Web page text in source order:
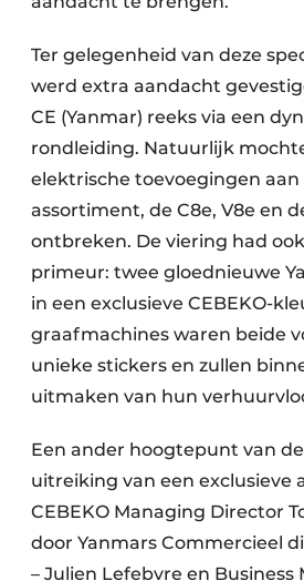
Ter gelegenheid van deze
werd extra aandacht
CE (Yanmar) reeks via een
rondleiding. Natuurlijk
elektrische toevoegingen aan
assortiment, de C8e, V8e en
ontbreken. De viering had
primeur: twee gloednieuwe
in een exclusieve CEBEKO-
graafmachines waren beide
unieke stickers en zullen
uitmaken van hun
Een ander hoogtepunt van
uitreiking van een exclusieve
CEBEKO Managing Director
door Yanmars Commercieel
– Julien Lefebvre en Business